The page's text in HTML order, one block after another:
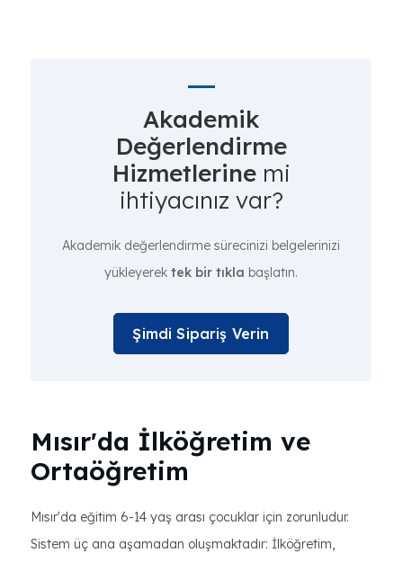
Akademik
Değerlendirme
Hizmetlerinemi
ihtiyacınız var?
Akademik değerlendirme sürecinizi belgelerinizi
yükleyerek tek bir tıkla başlatın.
Şimdi Sipariş Verin
Mısır'da İlköğretim ve
Ortaöğretim
Mısır'da eğitim 6-14 yaş arası çocuklar için zorunludur.
Sistem üç ana aşamadan oluşmaktadır: İlköğretim,